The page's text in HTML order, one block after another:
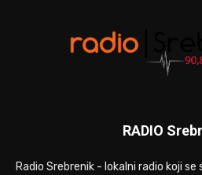
RADIO
Radio Srebrenik - lokalni radio koji se